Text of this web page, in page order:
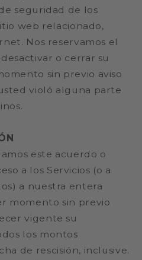
seguridad de los
web relacionado,
Nos reservamos el
o cerrar su
sin previo aviso
violó alguna parte
este acuerdo o
a los Servicios (o a
a nuestra entera
momento sin previo
vigente su
los montos
de rescisión, inclusive.